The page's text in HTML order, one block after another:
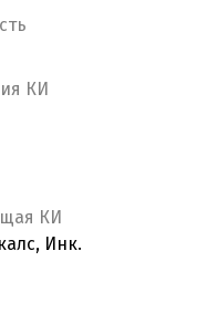
КИ
КИ
Инк.